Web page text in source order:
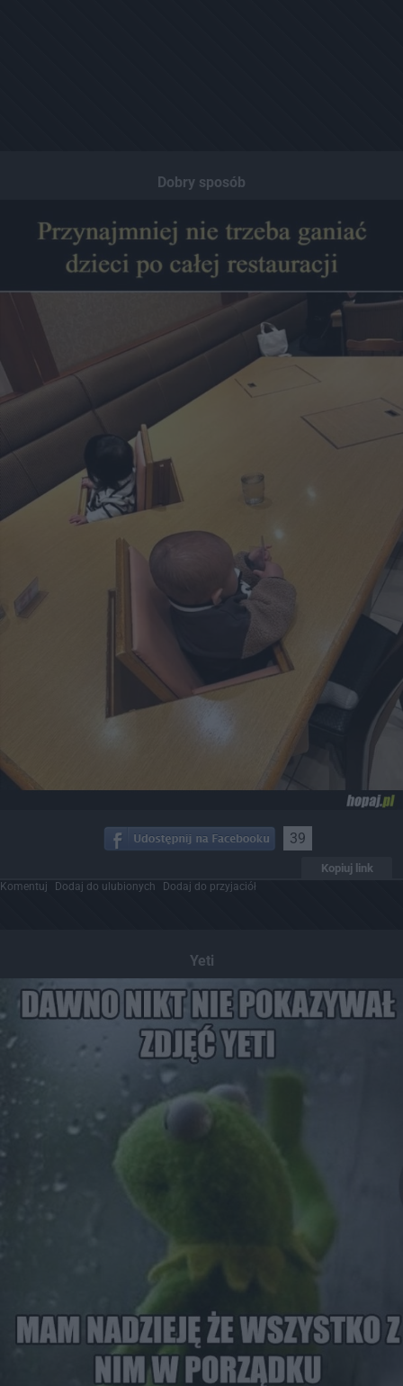
Dobry sposób
39
Kopiuj link
Komentuj Dodaj do ulubionych Dodaj do przyjaciół
Yeti